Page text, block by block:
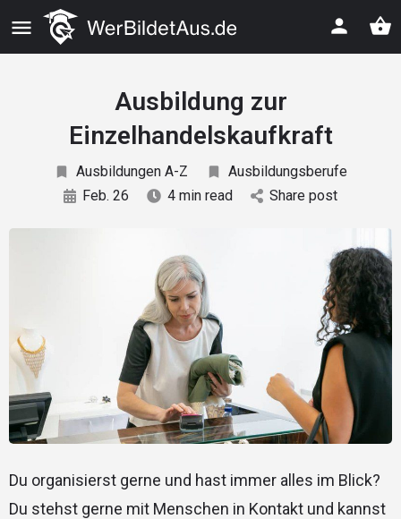
Ausbildung zur
Einzelhandelskaufkraft
Ausbildungen A-Z
Ausbildungsberufe
Feb. 26
4 min read Share post
Du organisierst gerne und hast immer alles im Blick?
Du stehst gerne mit Menschen in Kontakt und kannst